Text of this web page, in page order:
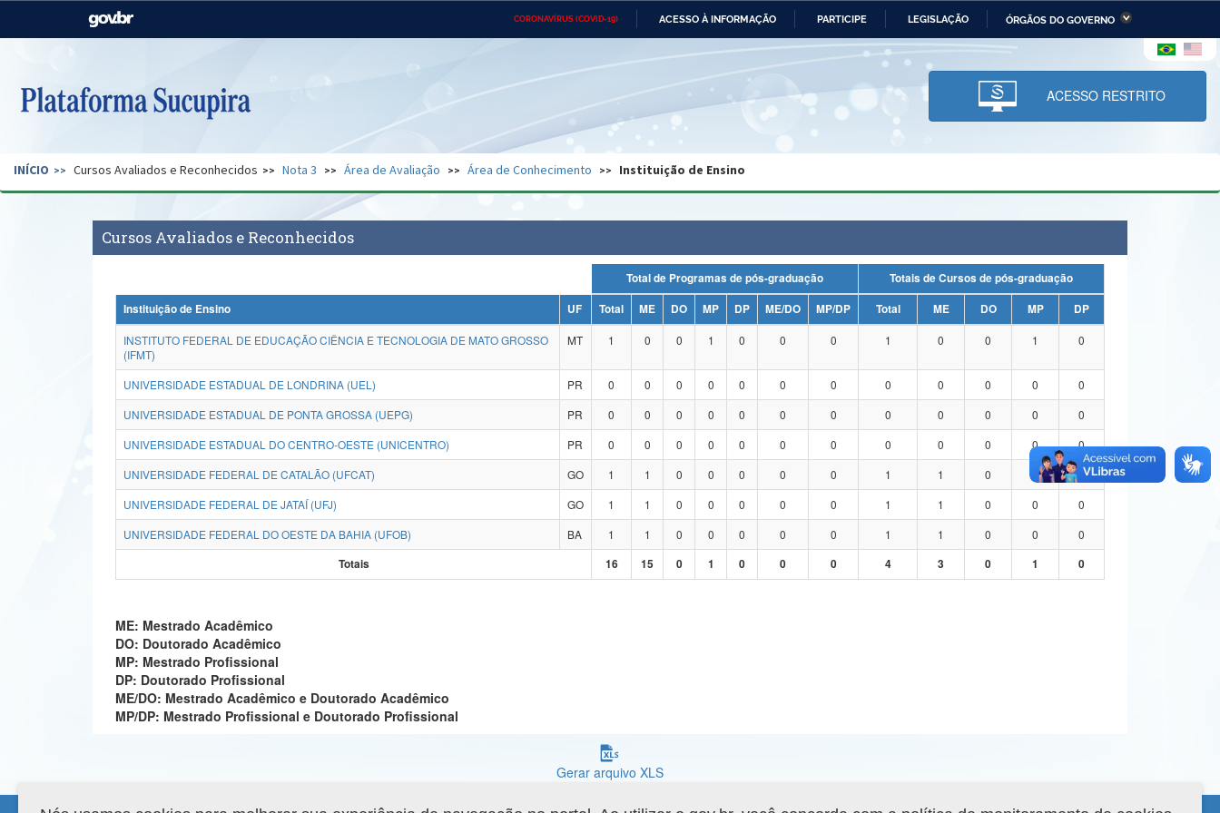
CORONAVÍRUS (COVID-19) ACESSO À INFORMAÇÃO PARTICIPE LEGISLAÇÃO ÓRGÃOS DO GOVERNO
Casa Civil Ministério das Relações Ministério da Economia Ministério da Infraestrutura
Pecuária e Abastecimento
Ministério da Ciência,
Tecnologia, Inovações e
Comunicações
Ministério do Desenvolvimento
Regional e dos Direitos Humanos
Secretaria de Governo Gabinete de Segurança Advocacia-Geral da União Banco Central do Brasil Planalto
ACESSO RESTRITO
INÍCIO Cursos Avaliados e Reconhecidos Nota 3 Área de Avaliação Área de Conhecimento Instituição de Ensino
Cursos Avaliados e Reconhecidos
Total de Programas de pós-graduação
Totais de Cursos de pós-graduação
Instituição de Ensino
UF Total ME DO MP DP ME/DO MP/DP Total ME DO MP
DP
INSTITUTO FEDERAL DE EDUCAÇÃO CIÊNCIA E TECNOLOGIA DE MATO GROSSO
(IFMT)
MT 1 0 0 1 0 0 0 1 0 0 1 0
UNIVERSIDADE ESTADUAL DE LONDRINA (UEL) PR 0 0 0 0 0 0 0 0 0 0 0
0
UNIVERSIDADE ESTADUAL DE PONTA GROSSA (UEPG)
PR 0 0 0 0 0 0 0 0 0 0 0
0
UNIVERSIDADE ESTADUAL DO CENTRO-OESTE (UNICENTRO)
PR 0 0 0 0 0 0 0 0 0 0 0
0
UNIVERSIDADE FEDERAL DE CATALÃO (UFCAT)
GO 1 1 0 0 0 0 0 1 1 0
0
UNIVERSIDADE FEDERAL DE JATAÍ (UFJ)
GO 1 1 0 0 0 0 0 1 1 0 0
0
UNIVERSIDADE FEDERAL DO OESTE DA BAHIA (UFOB)
BA 1 1 0 0 0 0 0 1 1 0 0
0
Totais
16 15 0 1 0 0 0 4 3 0 1 0
ME: Mestrado Acadêmico
DO: Doutorado Acadêmico
MP: Mestrado Profissional
DP: Doutorado Profissional
ME/DO: Mestrado Acadêmico e Doutorado Acadêmico
MP/DP: Mestrado Profissional e Doutorado Profissional
Gerar arquivo XLS